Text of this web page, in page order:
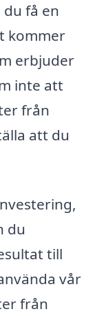
få en
kommer
erbjuder
inte att
från
att du
du
till
vår
från